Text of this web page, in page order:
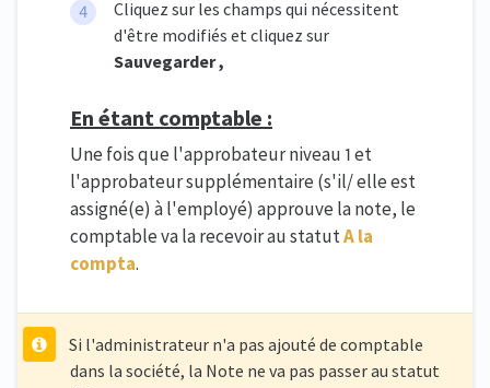
Cliquez sur les champs qui nécessitent
d'être modifiés et cliquez sur
Sauvegarder ,
En étant comptable :
Une fois que l'approbateur niveau 1 et
l'approbateur supplémentaire (s'il/ elle est
assigné(e) à l'employé) approuve la note, le
comptable va la recevoir au statutA la
compta.
Si l'administrateur n'a pas ajouté de comptable
dans la société, la Note ne va pas passer au statut